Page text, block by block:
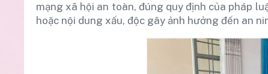
mạng xã hội an toàn, đúng quy định của pháp
hoặc nội dung xấu, độc gây ảnh hưởng đến an